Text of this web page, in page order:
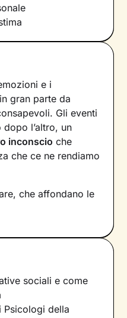
e i
gran parte da
Gli eventi
l’altro, un
inconscio che
che ce ne rendiamo
che affondano le
in famiglia
e
in maniera
innescare il
sociali e come
Psicologi della